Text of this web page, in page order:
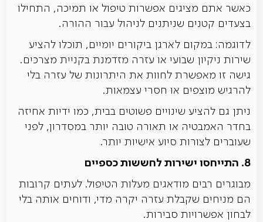
כאשר אתם מציגים אפשרות טיפול או תמיכה, התחילו
בצעדים קטנים שניתנים לניהול עבור ההורה.
לדוגמה: במקום לארגן ביקורים יומיים, תוכלו להציע
שירות ניקיון שבועי או עזרה מזדמנת בקניית מצרכים.
גישה זו מאפשרת לחוות את היתרונות של עזרה בלי
להרגיש מוצפים או חסרי עצמאות.
ניתן גם להציע שינויים פשוטים בבית, כמו ידיות אחיזה
בחדר האמבטיה או תאורה טובה יותר במסדרון, לפני
שעוברים לצורות סיוע אישיות יותר.
8. התייחסו ישירות לחששות כספיים
מבוגרים רבים מודאגים מעלות הטיפול. לעתים קרובות
הם מניחים שקבלת עזרה יקרה מדי, ודוחים אותה בלי
לבחון אפשרויות סבירות.